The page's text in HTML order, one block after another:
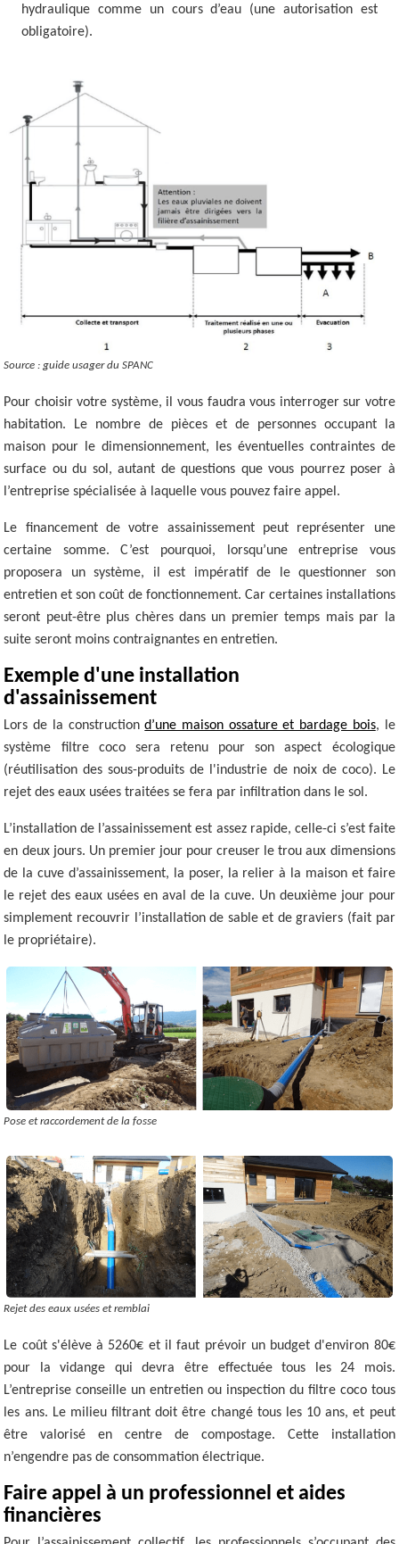
hydraulique comme un cours d’eau (une autorisation est
obligatoire).
Source : guide usager du SPANC
Pour choisir votre système, il vous faudra vous interroger sur votre
habitation. Le nombre de pièces et de personnes occupant la
maison pour le dimensionnement, les éventuelles contraintes de
surface ou du sol, autant de questions que vous pourrez poser à
l’entreprise spécialisée à laquelle vous pouvez faire appel.
Le financement de votre assainissement peut représenter une
certaine somme. C’est pourquoi, lorsqu’une entreprise vous
proposera un système, il est impératif de le questionner son
entretien et son coût de fonctionnement. Car certaines installations
seront peut-être plus chères dans un premier temps mais par la
suite seront moins contraignantes en entretien.
Exemple d'une installation
d'assainissement
Lors de la constructiond’une maison ossature et bardage bois, le
système filtre coco sera retenu pour son aspect écologique
(réutilisation des sous-produits de l'industrie de noix de coco). Le
rejet des eaux usées traitées se fera par infiltration dans le sol.
L’installation de l’assainissement est assez rapide, celle-ci s’est faite
en deux jours. Un premier jour pour creuser le trou aux dimensions
de la cuve d’assainissement, la poser, la relier à la maison et faire
le rejet des eaux usées en aval de la cuve. Un deuxième jour pour
simplement recouvrir l’installation de sable et de graviers (fait par
le propriétaire).
Pose et raccordement de la fosse
Rejet des eaux usées et remblai
Le coût s'élève à 5260€ et il faut prévoir un budget d'environ 80€
pour la vidange qui devra être effectuée tous les 24 mois.
L’entreprise conseille un entretien ou inspection du filtre coco tous
les ans. Le milieu filtrant doit être changé tous les 10 ans, et peut
être valorisé en centre de compostage. Cette installation
n’engendre pas de consommation électrique.
Faire appel à un professionnel et aides
financières